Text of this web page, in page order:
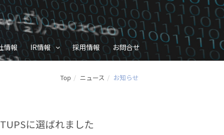
情報 IR情報 採用情報 お問合せ
Top ニュース お知らせ
に選ばれました